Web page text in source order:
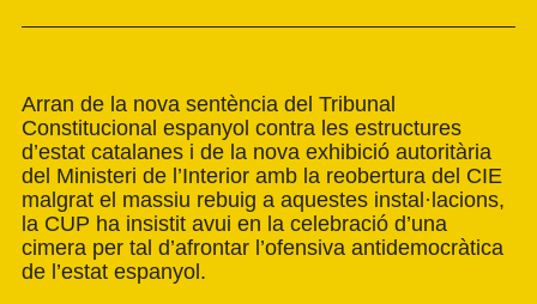
Arran de la nova sentència del Tribunal
Constitucional espanyol contra les estructures
d’estat catalanes i de la nova exhibició autoritària
del Ministeri de l’Interior amb la reobertura del CIE
malgrat el massiu rebuig a aquestes instal·lacions,
la CUP ha insistit avui en la celebració d’una
cimera per tal d’afrontar l’ofensiva antidemocràtica
de l’estat espanyol.